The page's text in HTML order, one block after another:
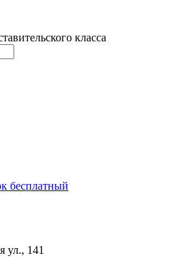
класса
бесплатный
ул., 141